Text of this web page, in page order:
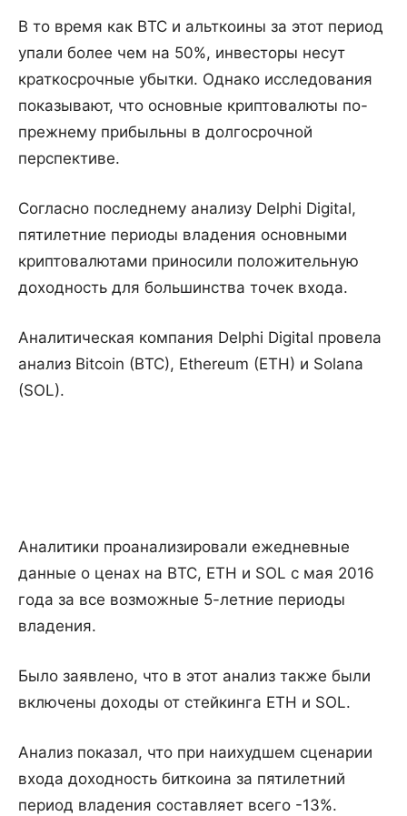
В то время как BTC и альткоины за этот период
упали более чем на 50%, инвесторы несут
краткосрочные убытки. Однако исследования
показывают, что основные криптовалюты по-
прежнему прибыльны в долгосрочной
перспективе.
Согласно последнему анализу Delphi Digital,
пятилетние периоды владения основными
криптовалютами приносили положительную
доходность для большинства точек входа.
Аналитическая компания Delphi Digital провела
анализ Bitcoin (BTC), Ethereum (ETH) и Solana
(SOL).
Аналитики проанализировали ежедневные
данные о ценах на BTC, ETH и SOL с мая 2016
года за все возможные 5-летние периоды
владения.
Было заявлено, что в этот анализ также были
включены доходы от стейкинга ETH и SOL.
Анализ показал, что при наихудшем сценарии
входа доходность биткоина за пятилетний
период владения составляет всего -13%.